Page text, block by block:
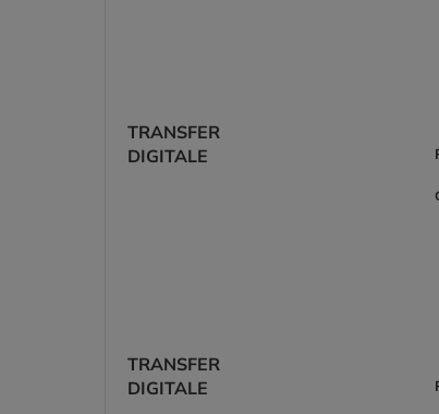
TRANSFER
DIGITALE
TRANSFER
DIGITALE